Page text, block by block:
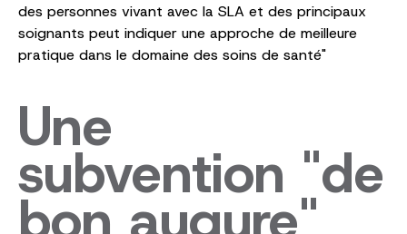
des personnes vivant avec la SLA et des principaux
soignants peut indiquer une approche de meilleure
pratique dans le domaine des soins de santé"
Une
subvention "de